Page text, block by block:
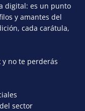
digital: es un punto
y amantes del
cada carátula,
y no te perderás
sector